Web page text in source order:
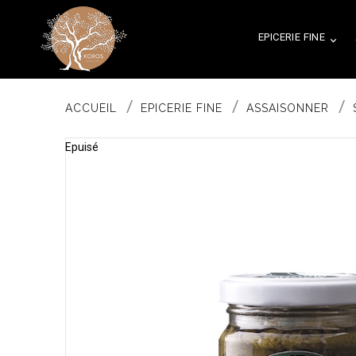

EPICERIE FINE
ACCUEIL EPICERIE FINE ASSAISONNER
Epuisé